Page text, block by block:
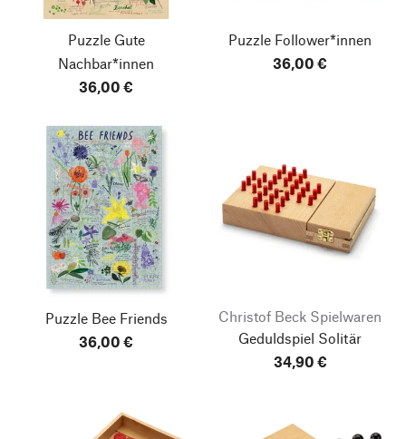
Puzzle Gute
Nachbar*innen
36,00 €
Puzzle Follower*innen
36,00 €
Puzzle Bee Friends
36,00 €
Christof Beck Spielwaren
Geduldspiel Solitär
34,90 €